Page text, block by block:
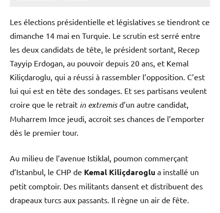
Les élections présidentielle et législatives se tiendront ce
dimanche 14 mai en Turquie. Le scrutin est serré entre
les deux candidats de tête, le président sortant, Recep
Tayyip Erdogan, au pouvoir depuis 20 ans, et Kemal
Kiliçdaroglu, qui a réussi à rassembler l’opposition. C’est
lui qui est en tête des sondages. Et ses partisans veulent
croire que le retrait in extremisd’un autre candidat,
Muharrem Imce jeudi, accroit ses chances de l’emporter
dès le premier tour.
Au milieu de l’avenue Istiklal, poumon commerçant
d’Istanbul, le CHP de Kemal Kiliçdaroglu a installé un
petit comptoir. Des militants dansent et distribuent des
drapeaux turcs aux passants. Il règne un air de fête.